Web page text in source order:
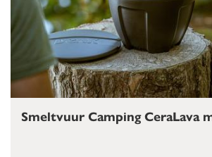
Smeltvuur Camping CeraLava